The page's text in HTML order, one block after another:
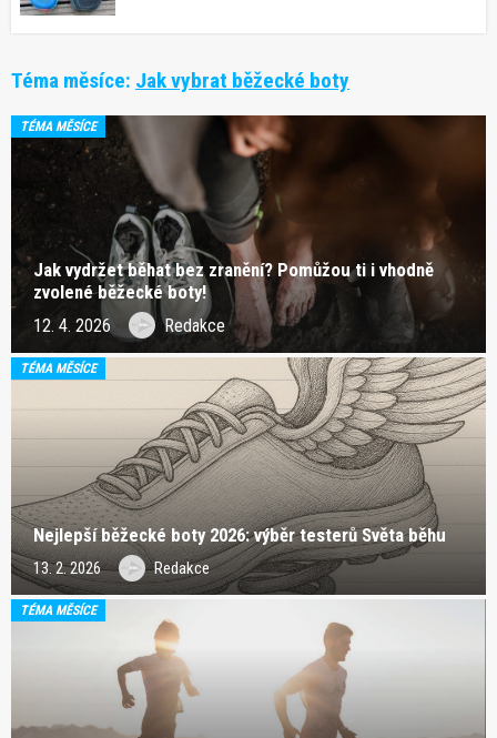
Téma měsíce: Jak vybrat běžecké boty
TÉMA MĚSÍCE
Jak vydržet běhat bez zranění? Pomůžou ti i vhodně
zvolené běžecké boty!
12. 4. 2026 Redakce
TÉMA MĚSÍCE
Nejlepší běžecké boty 2026: výběr testerů Světa běhu
13. 2. 2026 Redakce
TÉMA MĚSÍCE